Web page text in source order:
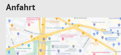
Anfahrt